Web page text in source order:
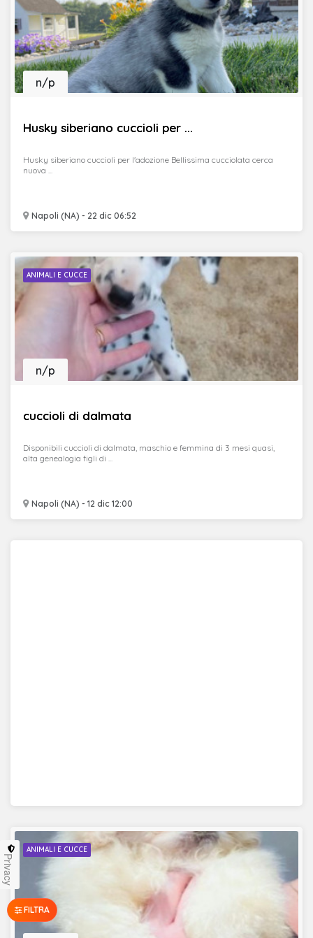
Husky siberiano cuccioli per ...
Napoli (NA) - 22 dic 06:52
n/p
Husky siberiano cuccioli per l'adozione Bellissima cucciolata cerca
nuova ...
ANIMALI E CUCCE
cuccioli di dalmata
Napoli (NA) - 12 dic 12:00
n/p
Disponibili cuccioli di dalmata, maschio e femmina di 3 mesi quasi,
alta genealogia figli di ...
ANIMALI E CUCCE
FILTRA
Privacy